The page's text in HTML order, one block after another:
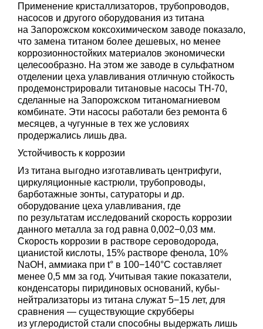
Применение кристаллизаторов, трубопроводов,
насосов и другого оборудования из титана
на Запорожском коксохимическом заводе показало,
что замена титаном более дешевых, но менее
коррозионностойких материалов экономически
целесообразно. На этом же заводе в сульфатном
отделении цеха улавливания отличную стойкость
продемонстрировали титановые насосы ТН-70,
сделанные на Запорожском титаномагниевом
комбинате. Эти насосы работали без ремонта 6
месяцев, а чугунные в тех же условиях
продержались лишь два.
Устойчивость к коррозии
Из титана выгодно изготавливать центрифуги,
циркуляционные кастрюли, трубопроводы,
барботажные зонты, сатураторы и др.
оборудование цеха улавливания, где
по результатам исследований скорость коррозии
данного металла за год равна 0,002−0,03 мм.
Скорость коррозии в растворе сероводорода,
цианистой кислоты, 15% растворе фенола, 10%
NaOH, аммиака при t° в 100−140°С составляет
менее 0,5 мм за год. Учитывая такие показатели,
конденсаторы пиридиновых оснований, кубы-
нейтрализаторы из титана служат 5−15 лет, для
сравнения — существующие скрубберы
из углеродистой стали способны выдержать лишь